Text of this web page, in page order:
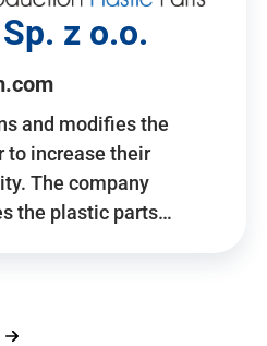
z o.o.
and modifies the
to increase their
The company
the plastic parts…